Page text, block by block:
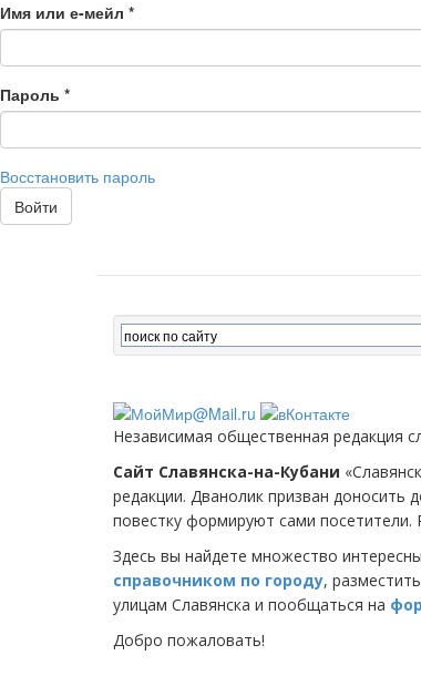
Имя или е-мейл *
Пароль *
Восстановить пароль
Войти
Независимая общественная редакция
Сайт Славянска-на-Кубани
редакции. Дванолик призван
повестку формируют сами
Здесь вы найдете множество
справочником по городу,
улицам Славянска и пообщаться на
Добро пожаловать!